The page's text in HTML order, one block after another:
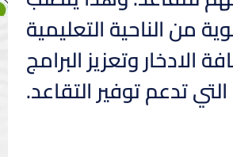
من الناحية التعليمية
الادخار وتعزيز البرامج
التي تدعم توفير التقاعد.